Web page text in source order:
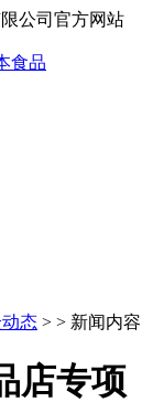
公司官方网站
态 > > 新闻内容
店专项